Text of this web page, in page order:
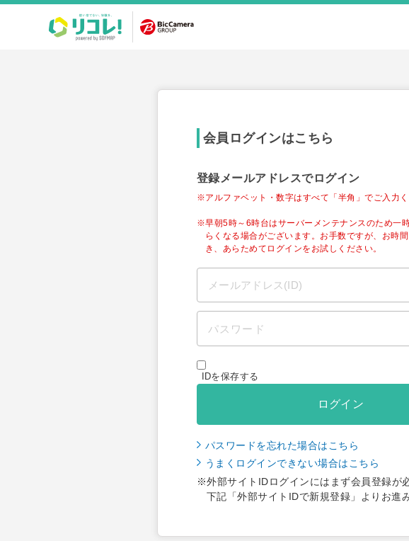
会員ログインはこちら
登録メールアドレスでログイン
※アルファベット・数字はすべて「半角」でご入力く
※早朝5時～6時台はサーバーメンテナンスのため一
らくなる場合がございます。お手数ですが、お時
き、あらためてログインをお試しください。
IDを保存する
ログイン
パスワードを忘れた場合はこちら
うまくログインできない場合はこちら
※外部サイトIDログインにはまず会員登録が
下記「外部サイトIDで新規登録」よりお進